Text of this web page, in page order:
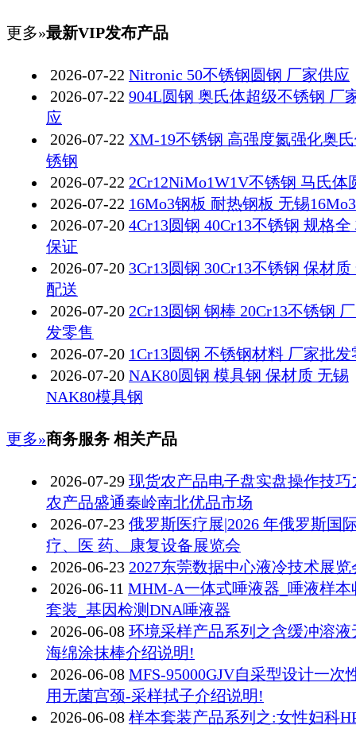
更多»最新VIP发布产品
2026-07-22 Nitronic 50不锈钢圆钢 厂家供应
2026-07-22 904L圆钢 奥氏体超级不锈钢 厂
应
2026-07-22 XM-19不锈钢 高强度氮强化奥
锈钢
2026-07-22 2Cr12NiMo1W1V不锈钢 马氏体
2026-07-22 16Mo3钢板 耐热钢板 无锡
2026-07-20 4Cr13圆钢 40Cr13不锈钢 规格全
保证
2026-07-20 3Cr13圆钢 30Cr13不锈钢 保材质
配送
2026-07-20 2Cr13圆钢 钢棒 20Cr13不锈钢
发零售
2026-07-20 1Cr13圆钢 不锈钢材料 厂家批发
2026-07-20 NAK80圆钢 模具钢 保材质 无锡
NAK80模具钢
更多»商务服务 相关产品
2026-07-29 现货农产品电子盘实盘操作技巧
农产品盛通秦岭南北优品市场
2026-07-23 俄罗斯医疗展|2026 年俄罗斯国
疗、医 药、康复设备展览会
2026-06-23 2027东莞数据中心液冷技术展览
2026-06-11 MHM-A一体式唾液器_唾液样本
套装_基因检测DNA唾液器
2026-06-08 环境采样产品系列之含缓冲溶液
海绵涂抹棒介绍说明!
2026-06-08 MFS-95000GJV自采型设计一次
用无菌宫颈-采样拭子介绍说明!
2026-06-08 样本套装产品系列之:女性妇科